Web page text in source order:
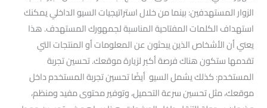
الزوار المستهدفين: بينما من خلال استراتيجيات السيو الداخلي يمكنك
استهداف الكلمات المفتاحية المناسبة لجمهورك المستهدف. هذا
يعني أن الأشخاص الذين يبحثون عن المعلومات أو المنتجات التي
تقدمها ستكون هناك فرصة أكبر لزيارة موقعك. تحسين تجربة
المستخدم: كذلك يشمل السيو أيضًا تحسين تجربة المستخدم داخل
موقعك، مثل تحسين سرعة التحميل، وتوفير محتوى مفيد ومنظم،